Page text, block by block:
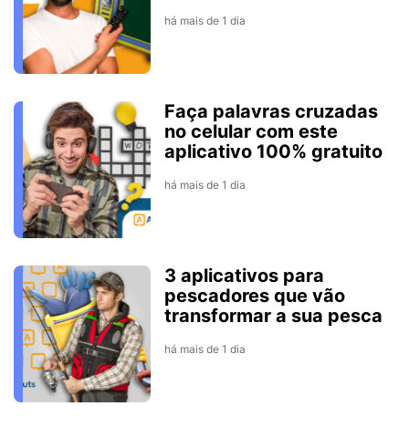
há mais de 1 dia
Faça palavras cruzadas
no celular com este
aplicativo 100% gratuito
há mais de 1 dia
3 aplicativos para
pescadores que vão
transformar a sua pesca
há mais de 1 dia